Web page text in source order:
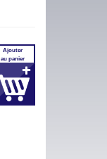
Ajouter
au panier